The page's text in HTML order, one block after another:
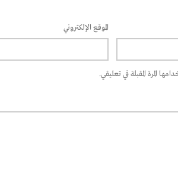
الموقع الإلكتروني
المرة المقبلة في تعليقي.